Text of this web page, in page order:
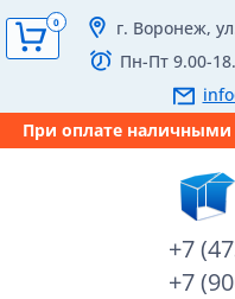
г. Воронеж,
Пн-Пт 9.00-
При оплате наличными
+7
+7
0